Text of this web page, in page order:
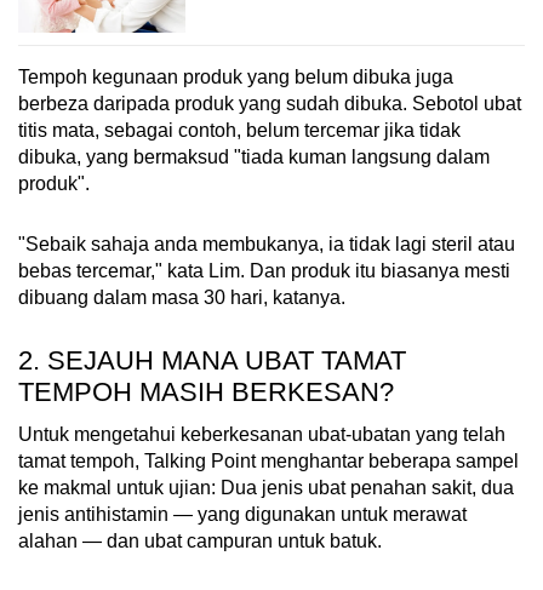
Tempoh kegunaan produk yang belum dibuka juga
berbeza daripada produk yang sudah dibuka. Sebotol ubat
titis mata, sebagai contoh, belum tercemar jika tidak
dibuka, yang bermaksud "tiada kuman langsung dalam
produk".
"Sebaik sahaja anda membukanya, ia tidak lagi steril atau
bebas tercemar," kata Lim. Dan produk itu biasanya mesti
dibuang dalam masa 30 hari, katanya.
2. SEJAUH MANA UBAT TAMAT
TEMPOH MASIH BERKESAN?
Untuk mengetahui keberkesanan ubat-ubatan yang telah
tamat tempoh, Talking Point menghantar beberapa sampel
ke makmal untuk ujian: Dua jenis ubat penahan sakit, dua
jenis antihistamin — yang digunakan untuk merawat
alahan — dan ubat campuran untuk batuk.